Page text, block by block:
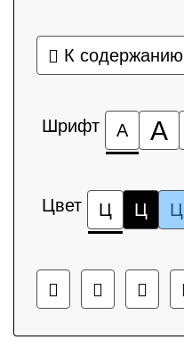
К содержанию
Шрифт А А
Цвет Ц Ц Ц